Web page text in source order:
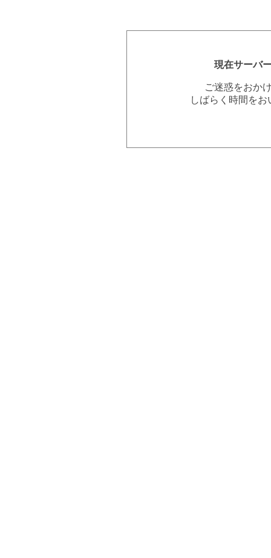
現在サーバ
ご迷惑をおか
しばらく時間を